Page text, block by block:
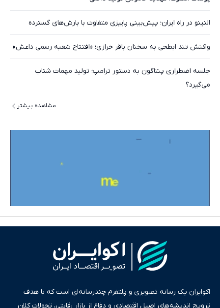
النینو در راه ایران؛ پیش‌بینی پاییزی متفاوت با بارش‌های گسترده
واکنش تند ابطحی به سخنان باقر خرازی؛ «افتتاح شعبه رسمی داعش»
جلسه اضطراری پنتاگون به دستور ترامپ؛ تولید مهمات شتاب
می‌گیرد؟
مشاهده بیشتر
اکوایران یک رسانه تصویری و پلتفرم چندرسانه‌ای است که با هدف
ترویج اندیشه‌های اصیل اقتصادی و دفاع از بازار رقابتی، تحولات کلان